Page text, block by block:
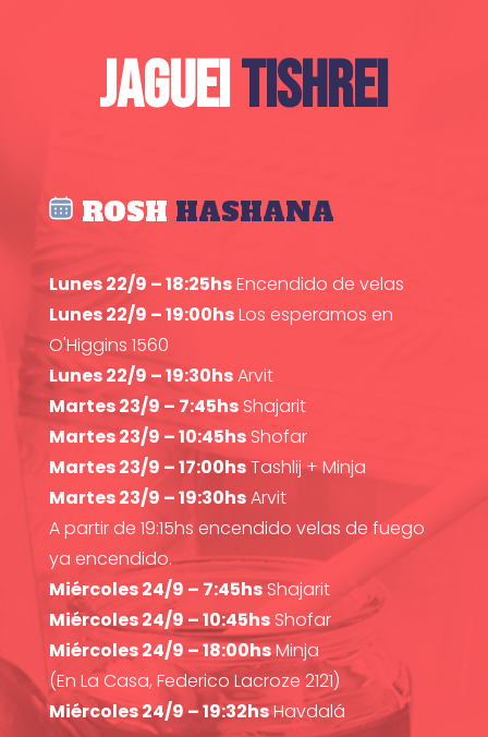
JAGUEITISHREI
ROSH HASHANA
Lunes 22/9 – 18:25hsEncendido de velas
Lunes 22/9 – 19:00hsLos esperamos en
O'Higgins 1560
Lunes 22/9 – 19:30hsArvit
Martes 23/9 – 7:45hsShajarit
Martes 23/9 – 10:45hsShofar
Martes 23/9 – 17:00hsTashlij + Minja
Martes 23/9 – 19:30hsArvit
A partir de 19:15hs encendido velas de fuego
ya encendido.
Miércoles 24/9 – 7:45hsShajarit
Miércoles 24/9 – 10:45hsShofar
Miércoles 24/9 – 18:00hsMinja
(En La Casa, Federico Lacroze 2121)
Miércoles 24/9 – 19:32hsHavdalá